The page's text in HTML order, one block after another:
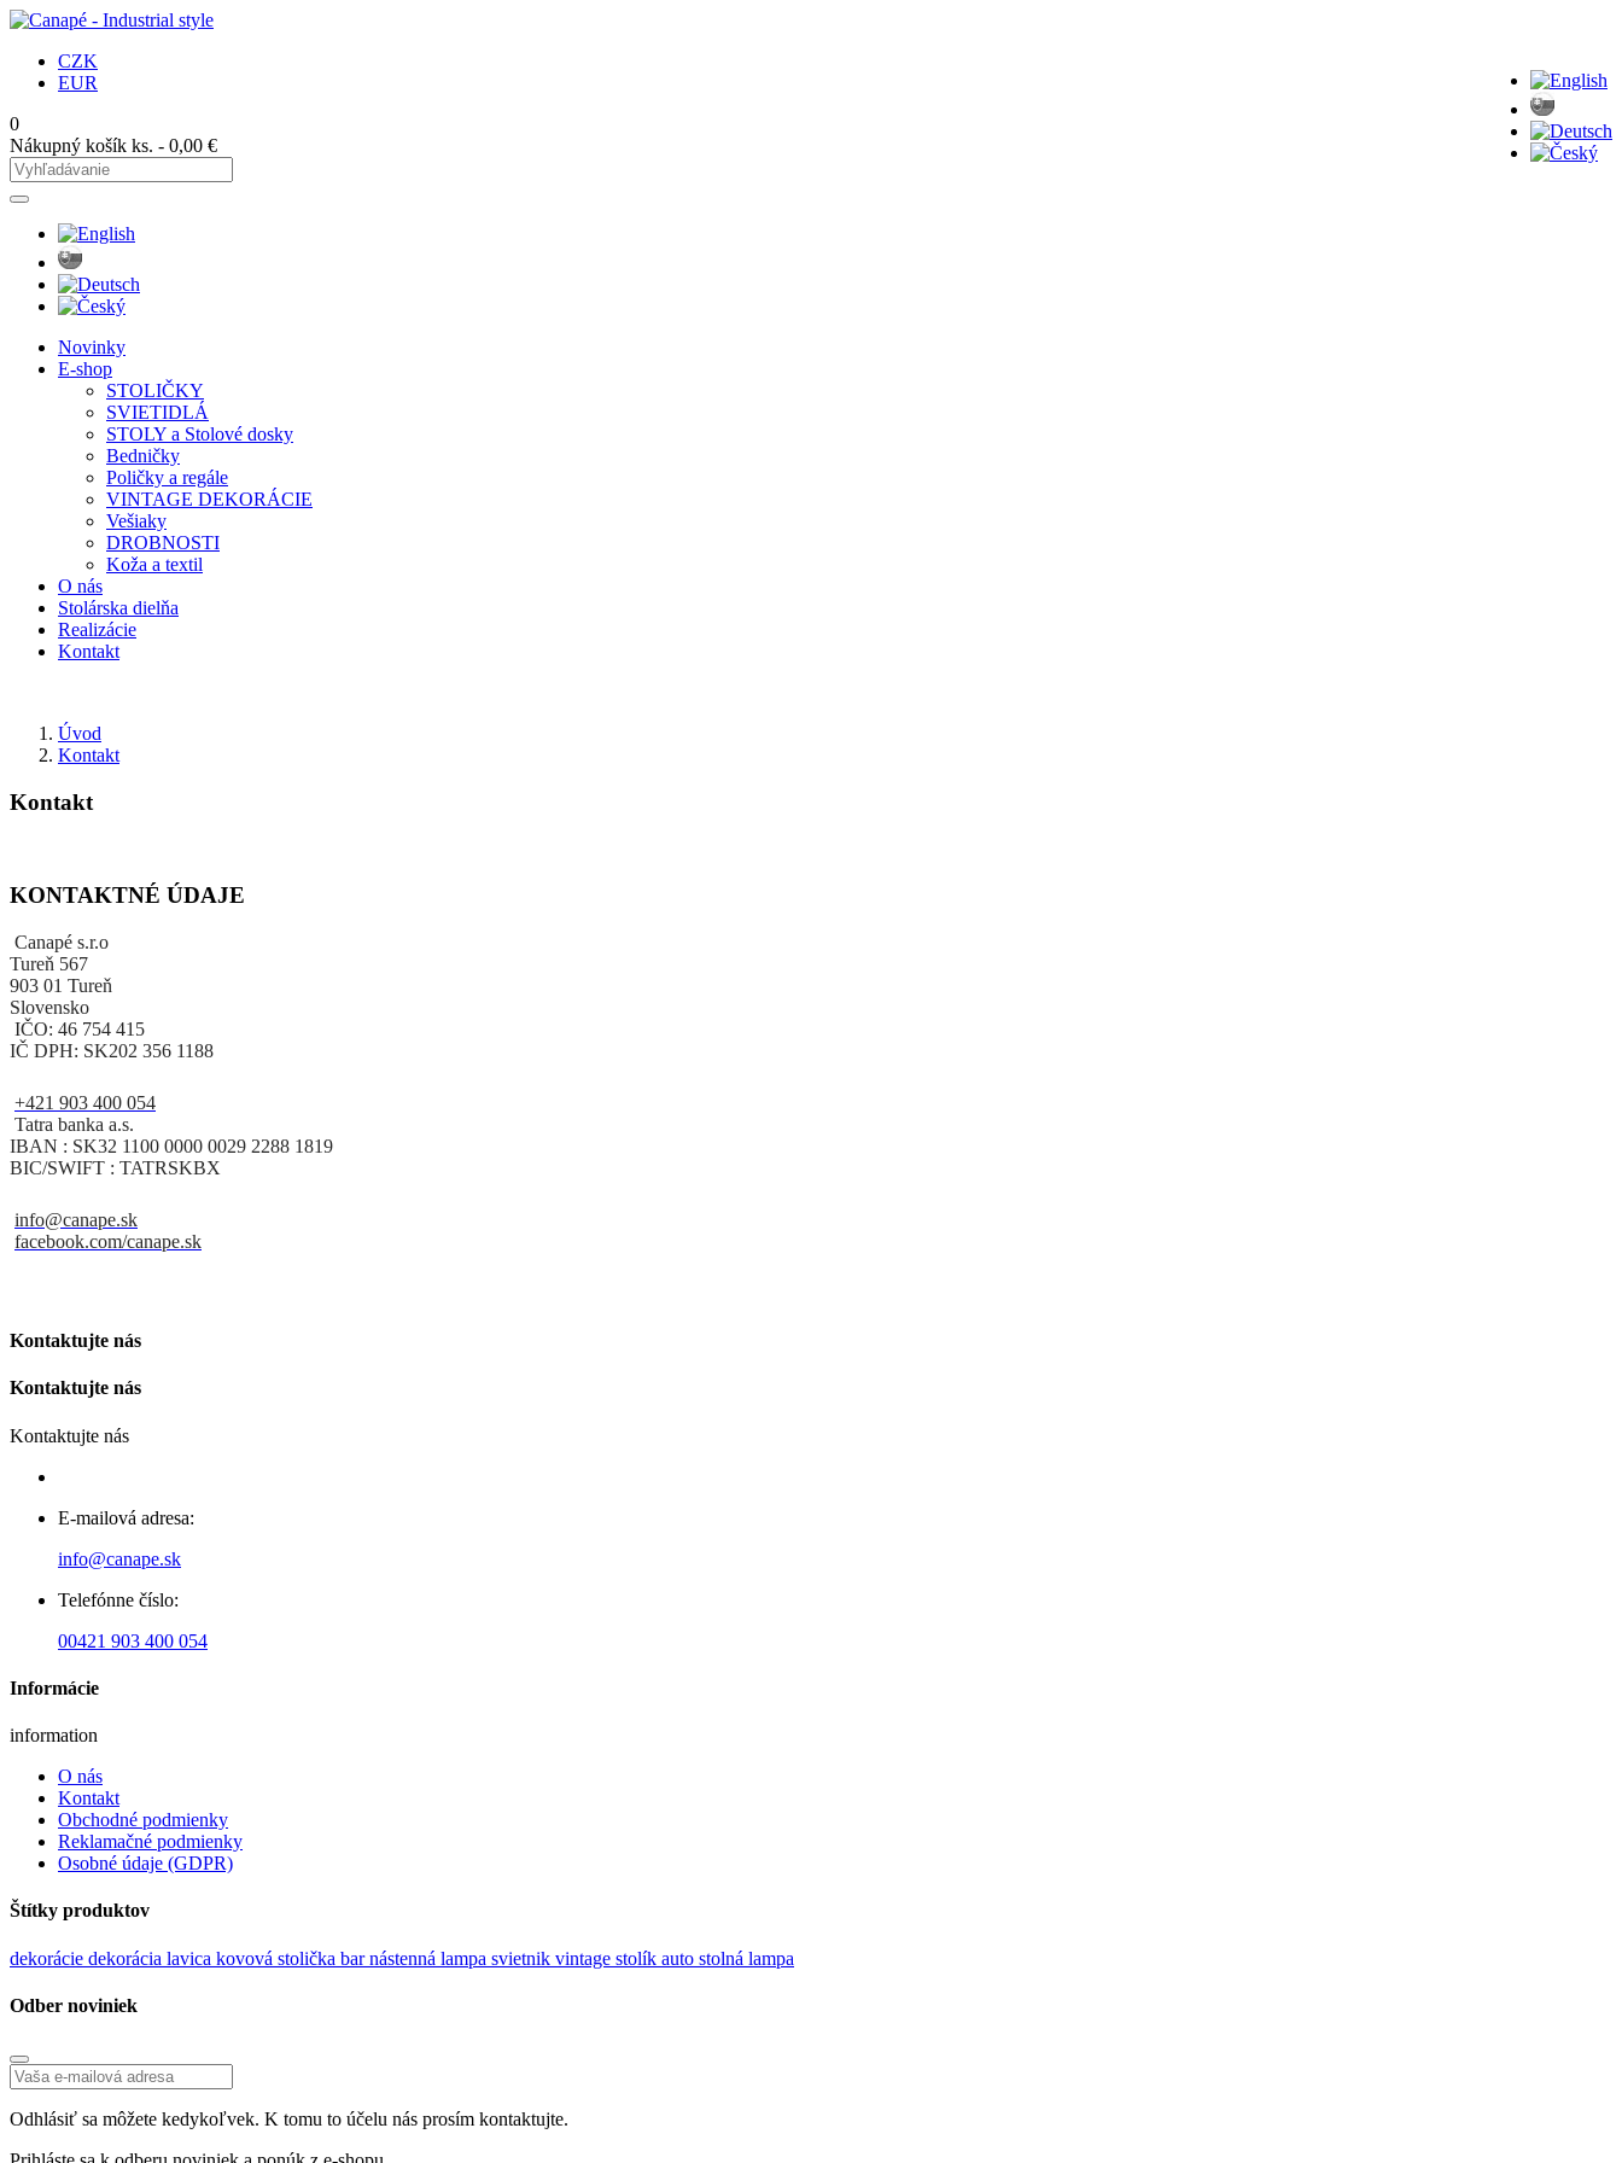
CZK
EUR
0
Nákupný košík ks. - 0,00 €
Novinky
E-shop
STOLIČKY
SVIETIDLÁ
STOLY a Stolové dosky
Bedničky
Poličky a regále
VINTAGE DEKORÁCIE
Vešiaky
DROBNOSTI
Koža a textil
O nás
Stolárska dielňa
Realizácie
Kontakt
Úvod
Kontakt
Kontakt
KONTAKTNÉ ÚDAJE
Canapé s.r.o
Tureň 567
903 01 Tureň
Slovensko
IČO: 46 754 415
IČ DPH: SK202 356 1188
+421 903 400 054
Tatra banka a.s.
IBAN : SK32 1100 0000 0029 2288 1819
BIC/SWIFT : TATRSKBX
info@canape.sk
facebook.com/canape.sk
Kontaktujte nás
Kontaktujte nás
Kontaktujte nás
E-mailová adresa:
info@canape.sk
Telefónne číslo:
00421 903 400 054
Informácie
information
O nás
Kontakt
Obchodné podmienky
Reklamačné podmienky
Osobné údaje (GDPR)
Štítky produktov
dekorácie dekorácia lavica kovová stolička barnástenná lampa svietnik vintage stolík auto stolná lampa
Odber noviniek
Odhlásiť sa môžete kedykoľvek. K tomu to účelu nás prosím kontaktujte.